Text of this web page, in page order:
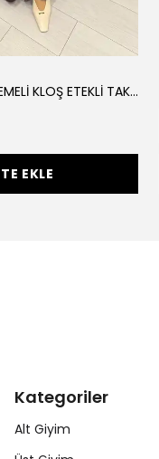
TUNİĞİ BONCUK İŞLEMELİ KLOŞ ETEKLİ TAKIM
EKLE
Kategoriler
Alt Giyim